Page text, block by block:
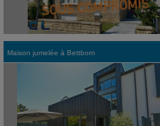
Maison jumelée à Bettborn